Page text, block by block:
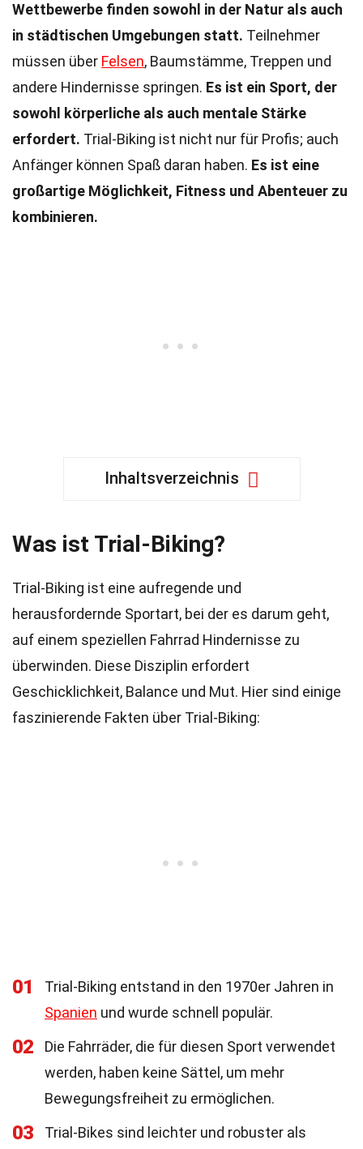
Wettbewerbe finden sowohl in der Natur als auch
in städtischen Umgebungen statt. Teilnehmer
müssen über Felsen, Baumstämme, Treppen und
andere Hindernisse springen. Es ist ein Sport, der
sowohl körperliche als auch mentale Stärke
erfordert. Trial-Biking ist nicht nur für Profis; auch
Anfänger können Spaß daran haben. Es ist eine
großartige Möglichkeit, Fitness und Abenteuer zu
kombinieren.
Inhaltsverzeichnis
Was ist Trial-Biking?
Trial-Biking ist eine aufregende und
herausfordernde Sportart, bei der es darum geht,
auf einem speziellen Fahrrad Hindernisse zu
überwinden. Diese Disziplin erfordert
Geschicklichkeit, Balance und Mut. Hier sind einige
faszinierende Fakten über Trial-Biking:
01
Trial-Biking entstand in den 1970er Jahren in
Spanien und wurde schnell populär.
02
Die Fahrräder, die für diesen Sport verwendet
werden, haben keine Sättel, um mehr
Bewegungsfreiheit zu ermöglichen.
03
Trial-Bikes sind leichter und robuster als